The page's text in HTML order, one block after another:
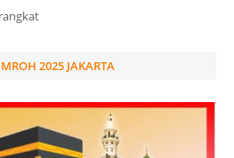
2025 JAKARTA